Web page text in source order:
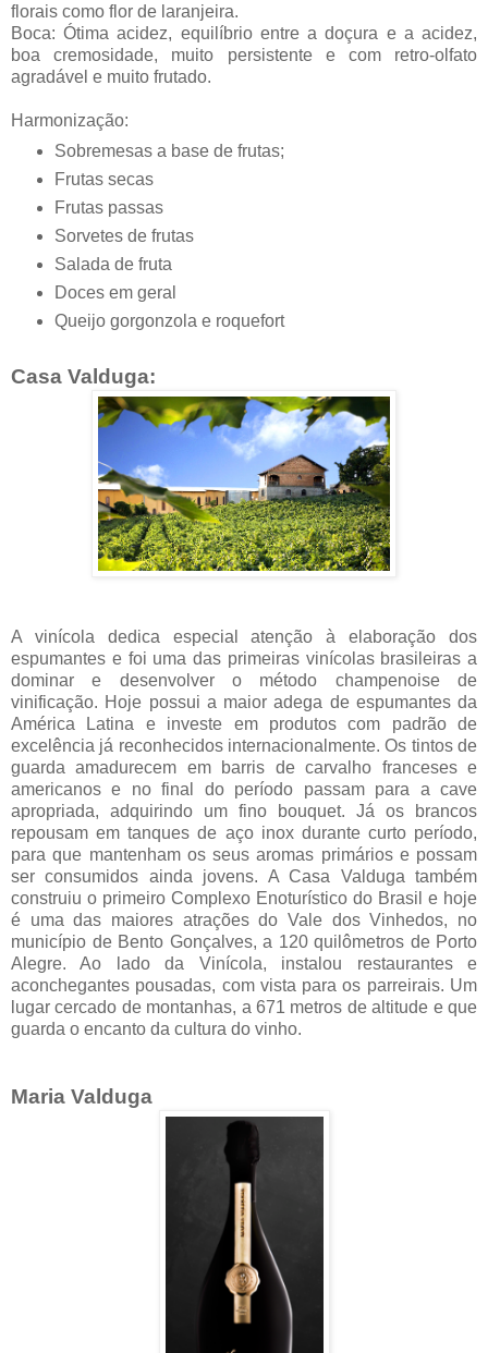
florais como flor de laranjeira.
Boca: Ótima acidez, equilíbrio entre a doçura e a acidez,
boa cremosidade, muito persistente e com retro-olfato
agradável e muito frutado.
Harmonização:
Sobremesas a base de frutas;
Frutas secas
Frutas passas
Sorvetes de frutas
Salada de fruta
Doces em geral
Queijo gorgonzola e roquefort
Casa Valduga:
A vinícola dedica especial atenção à elaboração dos
espumantes e foi uma das primeiras vinícolas brasileiras a
dominar e desenvolver o método champenoise de
vinificação. Hoje possui a maior adega de espumantes da
América Latina e investe em produtos com padrão de
excelência já reconhecidos internacionalmente. Os tintos de
guarda amadurecem em barris de carvalho franceses e
americanos e no final do período passam para a cave
apropriada, adquirindo um fino bouquet. Já os brancos
repousam em tanques de aço inox durante curto período,
para que mantenham os seus aromas primários e possam
ser consumidos ainda jovens. A Casa Valduga também
construiu o primeiro Complexo Enoturístico do Brasil e hoje
é uma das maiores atrações do Vale dos Vinhedos, no
município de Bento Gonçalves, a 120 quilômetros de Porto
Alegre. Ao lado da Vinícola, instalou restaurantes e
aconchegantes pousadas, com vista para os parreirais. Um
lugar cercado de montanhas, a 671 metros de altitude e que
guarda o encanto da cultura do vinho.
Maria Valduga